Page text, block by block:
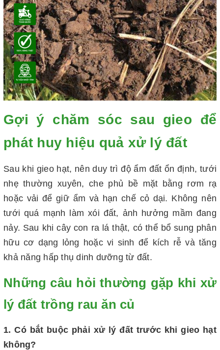
Gợi ý chăm sóc sau gieo để
phát huy hiệu quả xử lý đất
Sau khi gieo hạt, nên duy trì độ ẩm đất ổn định, tưới
nhẹ thường xuyên, che phủ bề mặt bằng rơm rạ
hoặc vải để giữ ẩm và hạn chế cỏ dại. Không nên
tưới quá mạnh làm xói đất, ảnh hưởng mầm đang
nảy. Sau khi cây con ra lá thật, có thể bổ sung phân
hữu cơ dạng lỏng hoặc vi sinh để kích rễ và tăng
khả năng hấp thụ dinh dưỡng từ đất.
Những câu hỏi thường gặp khi xử
lý đất trồng rau ăn củ
1. Có bắt buộc phải xử lý đất trước khi gieo hạt
không?